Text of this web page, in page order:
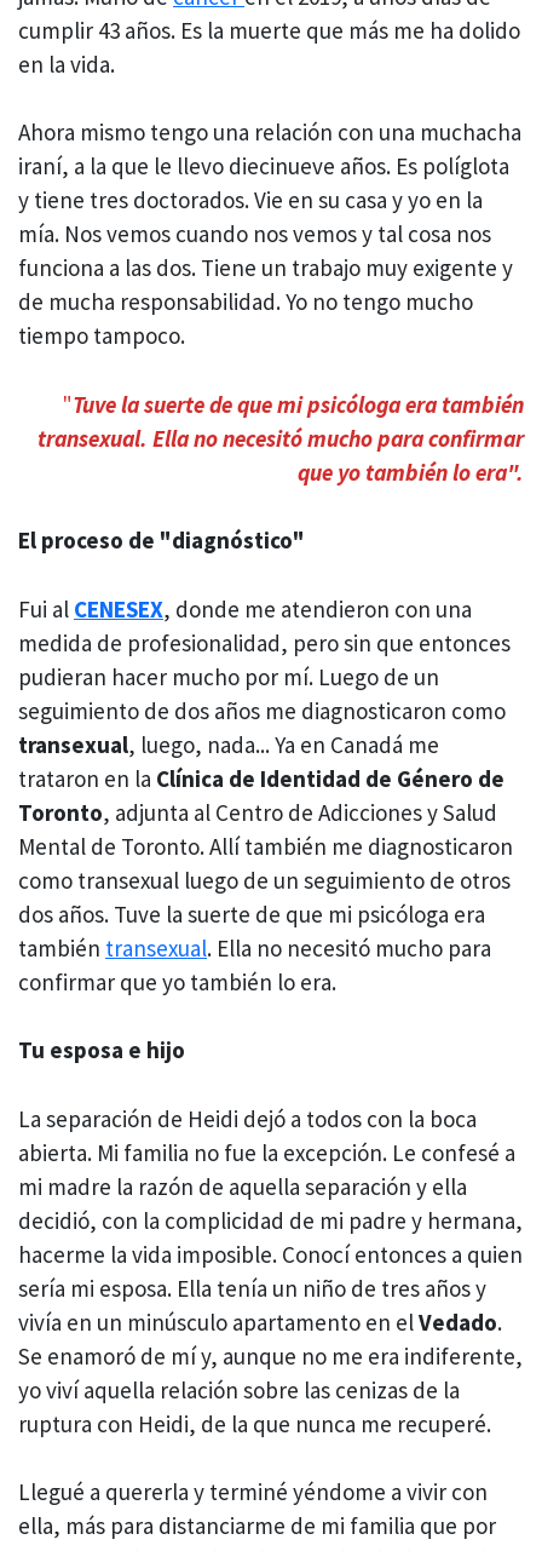
cumplir 43 años. Es la muerte que más me ha dolido
en la vida.
Ahora mismo tengo una relación con una muchacha
iraní, a la que le llevo diecinueve años. Es políglota
y tiene tres doctorados. Vie en su casa y yo en la
mía. Nos vemos cuando nos vemos y tal cosa nos
funciona a las dos. Tiene un trabajo muy exigente y
de mucha responsabilidad. Yo no tengo mucho
tiempo tampoco.
"Tuve la suerte de que mi psicóloga era también
transexual. Ella no necesitó mucho para confirmar
que yo también lo era".
El proceso de "diagnóstico"
Fui al CENESEX, donde me atendieron con una
medida de profesionalidad, pero sin que entonces
pudieran hacer mucho por mí. Luego de un
seguimiento de dos años me diagnosticaron como
transexual, luego, nada... Ya en Canadá me
trataron en la Clínica de Identidad de Género de
Toronto, adjunta al Centro de Adicciones y Salud
Mental de Toronto. Allí también me diagnosticaron
como transexual luego de un seguimiento de otros
dos años. Tuve la suerte de que mi psicóloga era
también transexual. Ella no necesitó mucho para
confirmar que yo también lo era.
Tu esposa e hijo
La separación de Heidi dejó a todos con la boca
abierta. Mi familia no fue la excepción. Le confesé a
mi madre la razón de aquella separación y ella
decidió, con la complicidad de mi padre y hermana,
hacerme la vida imposible. Conocí entonces a quien
sería mi esposa. Ella tenía un niño de tres años y
vivía en un minúsculo apartamento en elVedado.
Se enamoró de mí y, aunque no me era indiferente,
yo viví aquella relación sobre las cenizas de la
ruptura con Heidi, de la que nunca me recuperé.
Llegué a quererla y terminé yéndome a vivir con
ella, más para distanciarme de mi familia que por